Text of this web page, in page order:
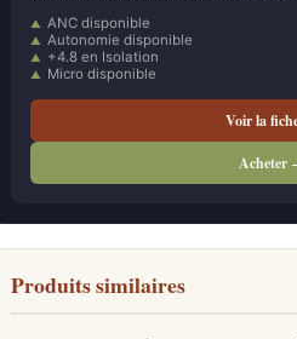
ANC disponible
Autonomie disponible
+4.8 en Isolation
Micro disponible
Voir la
Acheter
Produits similaires